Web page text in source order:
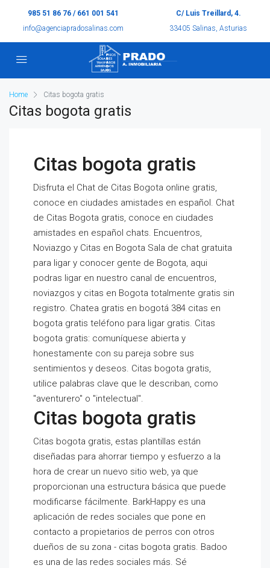
985 51 86 76 / 661 001 541
info@agenciapradosalinas.com
C/ Luis Treillard, 4.
33405 Salinas, Asturias
Home Citas bogota gratis
Citas bogota gratis
Citas bogota gratis
Disfruta el Chat de Citas Bogota online gratis,
conoce en ciudades amistades en español. Chat
de Citas Bogota gratis, conoce en ciudades
amistades en español chats. Encuentros,
Noviazgo y Citas en Bogota Sala de chat gratuita
para ligar y conocer gente de Bogota, aqui
podras ligar en nuestro canal de encuentros,
noviazgos y citas en Bogota totalmente gratis sin
registro. Chatea gratis en bogotá 384 citas en
bogota gratis teléfono para ligar gratis. Citas
bogota gratis: comuníquese abierta y
honestamente con su pareja sobre sus
sentimientos y deseos. Citas bogota gratis,
utilice palabras clave que le describan, como
"aventurero" o "intelectual".
Citas bogota gratis
Citas bogota gratis, estas plantillas están
diseñadas para ahorrar tiempo y esfuerzo a la
hora de crear un nuevo sitio web, ya que
proporcionan una estructura básica que puede
modificarse fácilmente. BarkHappy es una
aplicación de redes sociales que pone en
contacto a propietarios de perros con otros
dueños de su zona - citas bogota gratis. Badoo
es una de las redes sociales más. Sé